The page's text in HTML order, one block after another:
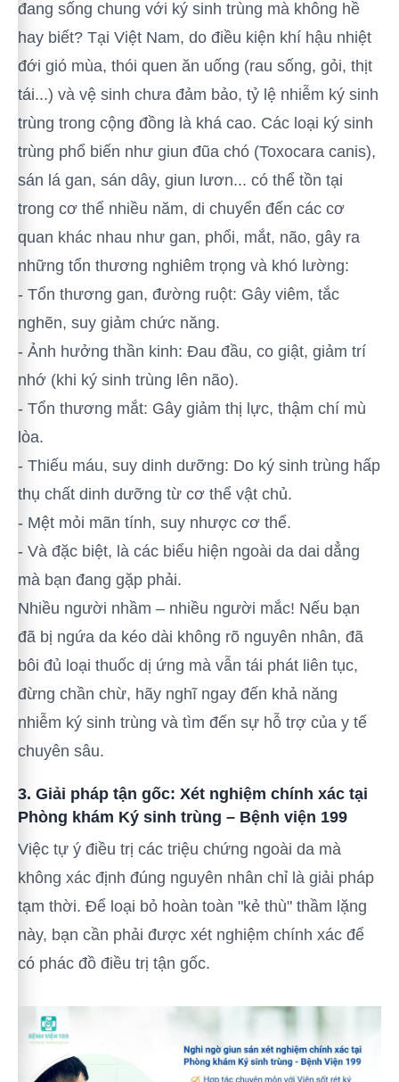
đang sống chung với ký sinh trùng mà không hề
hay biết? Tại Việt Nam, do điều kiện khí hậu nhiệt
đới gió mùa, thói quen ăn uống (rau sống, gỏi, thịt
tái...) và vệ sinh chưa đảm bảo, tỷ lệ nhiễm ký sinh
trùng trong cộng đồng là khá cao. Các loại ký sinh
trùng phổ biến như giun đũa chó (Toxocara canis),
sán lá gan, sán dây, giun lươn... có thể tồn tại
trong cơ thể nhiều năm, di chuyển đến các cơ
quan khác nhau như gan, phổi, mắt, não, gây ra
những tổn thương nghiêm trọng và khó lường:
- Tổn thương gan, đường ruột: Gây viêm, tắc
nghẽn, suy giảm chức năng.
- Ảnh hưởng thần kinh: Đau đầu, co giật, giảm trí
nhớ (khi ký sinh trùng lên não).
- Tổn thương mắt: Gây giảm thị lực, thậm chí mù
lòa.
- Thiếu máu, suy dinh dưỡng: Do ký sinh trùng hấp
thụ chất dinh dưỡng từ cơ thể vật chủ.
- Mệt mỏi mãn tính, suy nhược cơ thể.
- Và đặc biệt, là các biểu hiện ngoài da dai dẳng
mà bạn đang gặp phải.
Nhiều người nhầm – nhiều người mắc! Nếu bạn
đã bị ngứa da kéo dài không rõ nguyên nhân, đã
bôi đủ loại thuốc dị ứng mà vẫn tái phát liên tục,
đừng chần chừ, hãy nghĩ ngay đến khả năng
nhiễm ký sinh trùng và tìm đến sự hỗ trợ của y tế
chuyên sâu.
3. Giải pháp tận gốc: Xét nghiệm chính xác tại
Phòng khám Ký sinh trùng – Bệnh viện 199
Việc tự ý điều trị các triệu chứng ngoài da mà
không xác định đúng nguyên nhân chỉ là giải pháp
tạm thời. Để loại bỏ hoàn toàn "kẻ thù" thầm lặng
này, bạn cần phải được xét nghiệm chính xác để
có phác đồ điều trị tận gốc.